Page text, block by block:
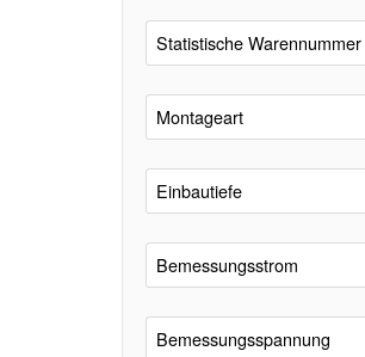
Statistische Warennummer
Montageart
Einbautiefe
Bemessungsstrom
Bemessungsspannung